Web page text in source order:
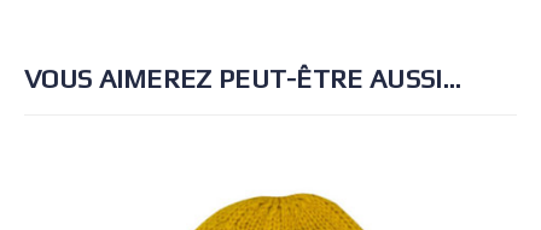
VOUS AIMEREZ PEUT-ÊTRE AUSSI…